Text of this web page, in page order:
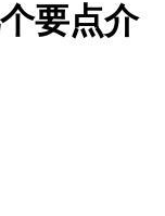
要点介